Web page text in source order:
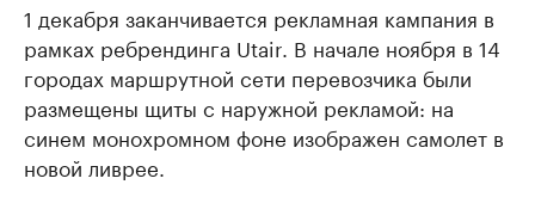
1 декабря заканчивается рекламная кампания в
рамках ребрендинга Utair. В начале ноября в 14
городах маршрутной сети перевозчика были
размещены щиты с наружной рекламой: на
синем монохромном фоне изображен самолет в
новой ливрее.